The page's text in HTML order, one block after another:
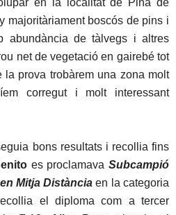
majoritàriament boscós de pins i
abundància de tàlvegs i altres
net de vegetació en gairebé tot
la prova trobàrem una zona molt
corregut i molt interessant
bons resultats i recollia fins
es proclamavaSubcampió
Mitja Distància en la categoria
el diploma com a tercer